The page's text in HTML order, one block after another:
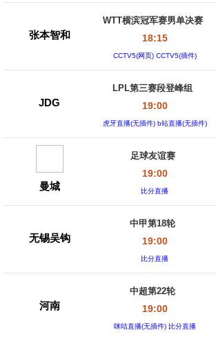
张本智和
WTT横滨冠军赛男单决赛
18:15
CCTV5(网页) CCTV5(插件)
JDG
LPL第三赛段登峰组
19:00
虎牙直播(无插件) b站直播(无插件)
曼城
足球友谊赛
19:00
比分直播
无锡吴钩
中甲第18轮
19:00
比分直播
河南
中超第22轮
19:00
咪咕直播(无插件) 比分直播